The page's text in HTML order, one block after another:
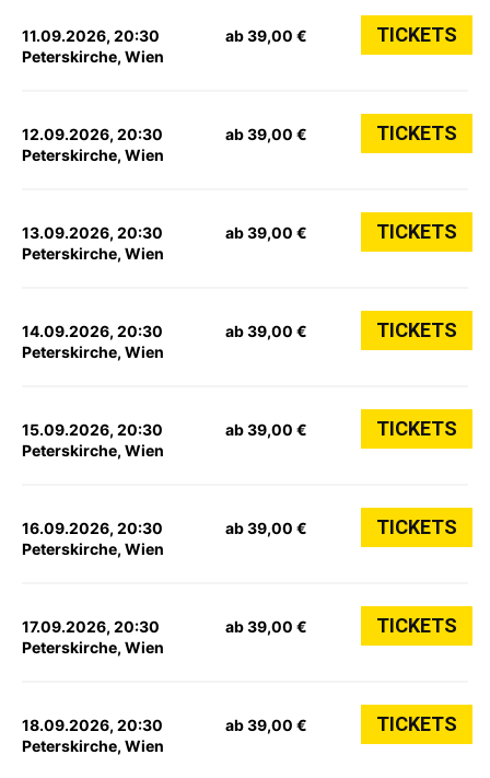
11.09.2026, 20:30
Peterskirche, Wien
ab 39,00 € TICKETS
12.09.2026, 20:30
Peterskirche, Wien
ab 39,00 € TICKETS
13.09.2026, 20:30
Peterskirche, Wien
ab 39,00 € TICKETS
14.09.2026, 20:30
Peterskirche, Wien
ab 39,00 € TICKETS
15.09.2026, 20:30
Peterskirche, Wien
ab 39,00 € TICKETS
16.09.2026, 20:30
Peterskirche, Wien
ab 39,00 € TICKETS
17.09.2026, 20:30
Peterskirche, Wien
ab 39,00 € TICKETS
18.09.2026, 20:30
Peterskirche, Wien
ab 39,00 € TICKETS